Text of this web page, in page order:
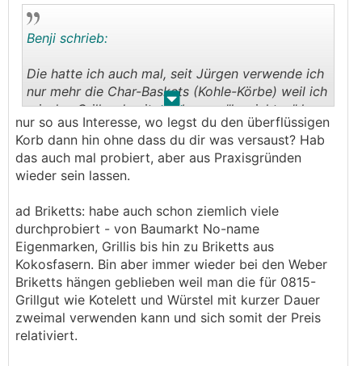
. .
Benji schrieb:
Die hatte ich auch mal, seit Jürgen verwende ich
nur mehr die Char-Baskets (Kohle-Körbe) weil ich
mir den Griller damit viel besser "herrichten" kann
(zB zum scharf anbraten beide Körbe in der
Mitte, zum fertiggaren einen raus den anderen an
den Rand)
nur so aus Interesse, wo legst du den überflüssigen
Korb dann hin ohne dass du dir was versaust? Hab
das auch mal probiert, aber aus Praxisgründen
wieder sein lassen.
ad Briketts: habe auch schon ziemlich viele
durchprobiert - von Baumarkt No-name
Eigenmarken, Grillis bis hin zu Briketts aus
Kokosfasern. Bin aber immer wieder bei den Weber
Briketts hängen geblieben weil man die für 0815-
Grillgut wie Kotelett und Würstel mit kurzer Dauer
zweimal verwenden kann und sich somit der Preis
relativiert.